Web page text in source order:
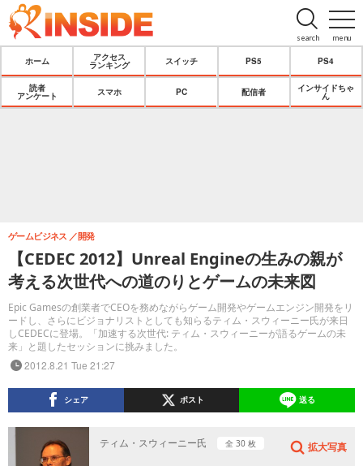
menu
search
ホーム
アクセス
ランキング
スイッチ PS5 PS4
読者
アンケート
スマホ PC 配信者
インサイドちゃ
ん
【CEDEC 2012】Unreal Engineの生みの親が
考える次世代への道のりとゲームの未来図
Epic Gamesの創業者でCEOを務めながらゲーム開発やゲームエンジン開発をリ
ードし、さらにビジョナリストとしても知らるティム・スウィーニー氏が来日
しCEDECに登場。「加速する次世代: ティム・スウィーニーが語るゲームの未
来」と題したセッションに挑みました。
ゲームビジネス 開発
2012.8.21 Tue 21:27
シェア ポスト 送る
ティム・スウィーニー氏 全 30 枚 拡大写真